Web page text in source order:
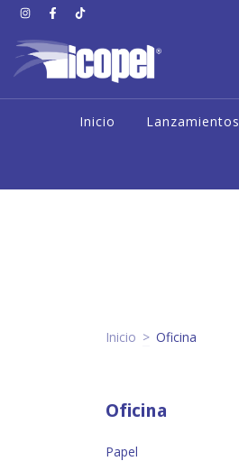
Inicio Lanzamientos
Inicio > Oficina
Oficina
Papel